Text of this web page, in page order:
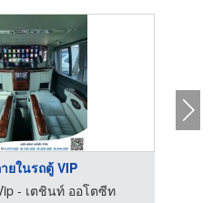
ยในรถตู้ VIP
- เตชินท์ ออโตซีท